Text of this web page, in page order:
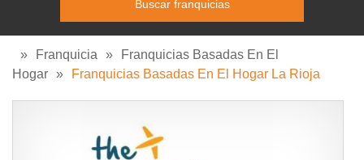
» Franquicia »
Franquicias Basadas En El
Hogar » Franquicias Basadas En El Hogar La Rioja